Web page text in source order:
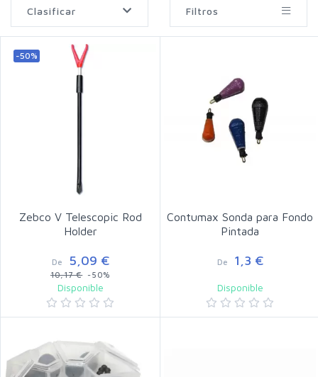
Clasificar Filtros
-50%
Zebco V Telescopic Rod
Holder
De 5,09 €
10,17 €-50%
Disponible
Contumax Sonda para Fondo
Pintada
De 1,3 €
Disponible